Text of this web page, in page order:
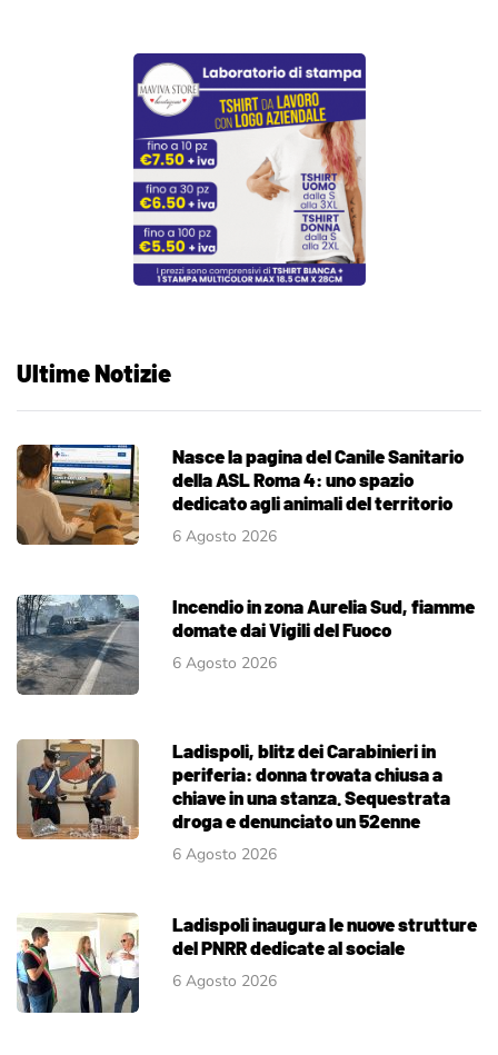
Ultime Notizie
Nasce la pagina del Canile Sanitario
della ASL Roma 4: uno spazio
dedicato agli animali del territorio
6 Agosto 2026
Incendio in zona Aurelia Sud, fiamme
domate dai Vigili del Fuoco
6 Agosto 2026
Ladispoli, blitz dei Carabinieri in
periferia: donna trovata chiusa a
chiave in una stanza. Sequestrata
droga e denunciato un 52enne
6 Agosto 2026
Ladispoli inaugura le nuove strutture
del PNRR dedicate al sociale
6 Agosto 2026